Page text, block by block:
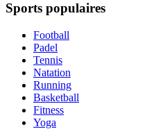
Sports populaires
Football
Padel
Tennis
Natation
Running
Basketball
Fitness
Yoga